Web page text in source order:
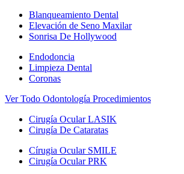
Blanqueamiento Dental
Elevación de Seno Maxilar
Sonrisa De Hollywood
Endodoncia
Limpieza Dental
Coronas
Ver Todo Odontología Procedimientos
Cirugía Ocular LASIK
Cirugía De Cataratas
Círugia Ocular SMILE
Cirugía Ocular PRK